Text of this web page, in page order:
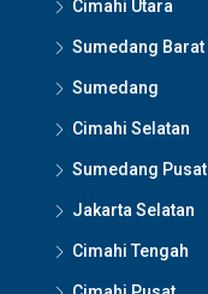
Cimahi Utara
Sumedang Barat
Sumedang
Cimahi Selatan
Sumedang Pusat
Jakarta Selatan
Cimahi Tengah